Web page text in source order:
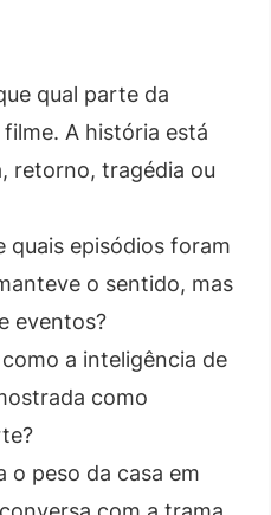
qual parte da
A história está
retorno, tragédia ou
quais episódios foram
o sentido, mas
eventos?
a inteligência de
como
o peso da casa em